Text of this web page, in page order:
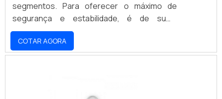
segmentos. Para oferecer o máximo de
segurança e estabilidade, é de suma
importância que os materiais utilizados na
sua construção e instalação sejam de alta
qualidade, como a cremalheira para loja.O
COTAR AGORA